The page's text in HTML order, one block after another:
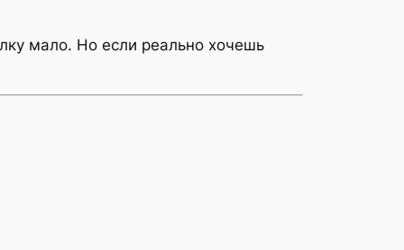
мало. Но если реально хочешь